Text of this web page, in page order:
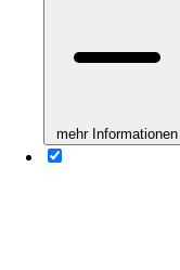
mehr Informationen